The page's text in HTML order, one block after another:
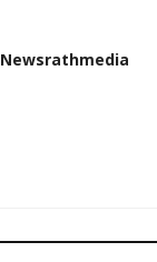
Newsrathmedia